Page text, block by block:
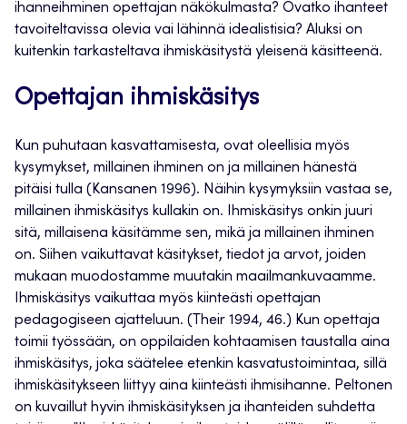
ihanneihminen opettajan näkökulmasta? Ovatko ihanteet
tavoiteltavissa olevia vai lähinnä idealistisia? Aluksi on
kuitenkin tarkasteltava ihmiskäsitystä yleisenä käsitteenä.
Opettajan ihmiskäsitys
Kun puhutaan kasvattamisesta, ovat oleellisia myös
kysymykset, millainen ihminen on ja millainen hänestä
pitäisi tulla (Kansanen 1996). Näihin kysymyksiin vastaa se,
millainen ihmiskäsitys kullakin on. Ihmiskäsitys onkin juuri
sitä, millaisena käsitämme sen, mikä ja millainen ihminen
on. Siihen vaikuttavat käsitykset, tiedot ja arvot, joiden
mukaan muodostamme muutakin maailmankuvaamme.
Ihmiskäsitys vaikuttaa myös kiinteästi opettajan
pedagogiseen ajatteluun. (Their 1994, 46.) Kun opettaja
toimii työssään, on oppilaiden kohtaamisen taustalla aina
ihmiskäsitys, joka säätelee etenkin kasvatustoimintaa, sillä
ihmiskäsitykseen liittyy aina kiinteästi ihmisihanne. Peltonen
on kuvaillut hyvin ihmiskäsityksen ja ihanteiden suhdetta